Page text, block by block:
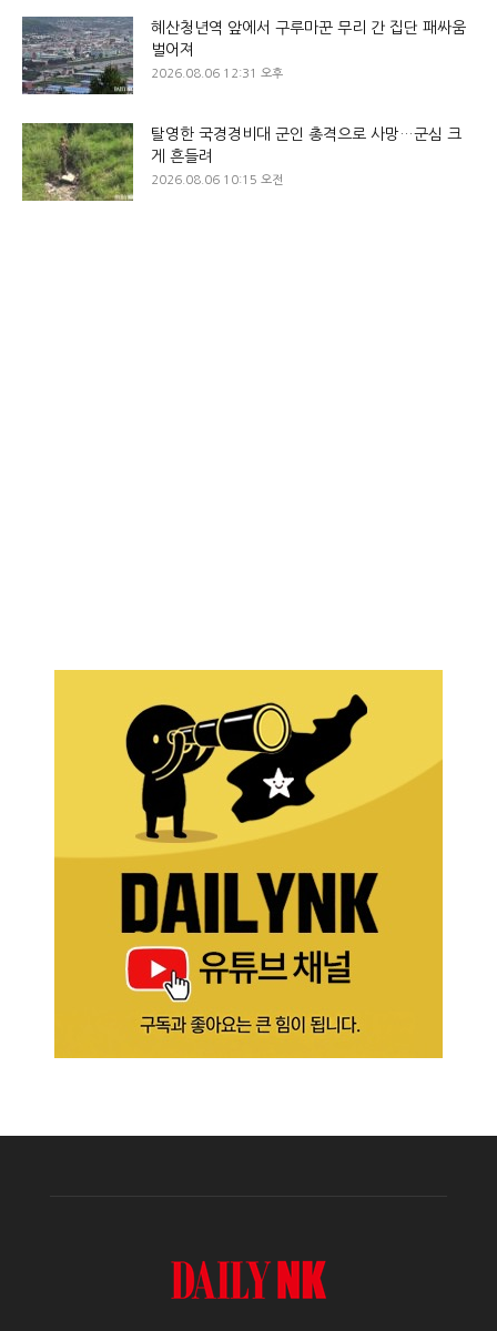
혜산청년역 앞에서 구루마꾼 무리 간 집단 패싸움
벌어져
2026.08.06 12:31 오후
탈영한 국경경비대 군인 총격으로 사망…군심 크
게 흔들려
2026.08.06 10:15 오전